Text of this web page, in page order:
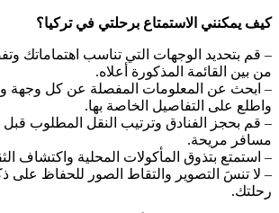
كيف يمكنني الاستمتاع برحلتي في تركيا؟
– قم بتحديد الوجهات التي تناسب اهتماماتك
من بين القائمة المذكورة أعلاه.
– ابحث عن المعلومات المفصلة عن كل وجهة
واطلع على التفاصيل الخاصة بها.
– قم بحجز الفنادق وترتيب النقل المطلوب
مسافر مريحة.
– استمتع بتذوق المأكولات المحلية واكتشاف
– لا تنسَ التصوير والتقاط الصور للحفاظ على
رحلتك.